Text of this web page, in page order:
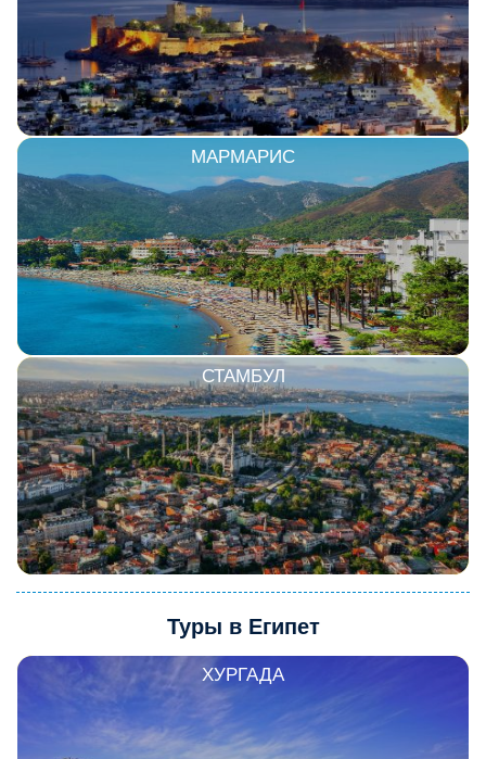
МАРМАРИС
СТАМБУЛ
Туры в Египет
ХУРГАДА